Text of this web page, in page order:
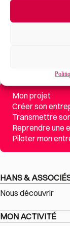
Mon projet
Créer son
Transmettre
Reprendre une
Piloter mon
HANS &
Nous découvrir
MON ACTIVITÉ